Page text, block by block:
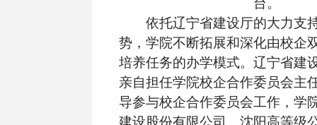
依托辽宁省建设厅的大力支
势，学院不断拓展和深化由校企
培养任务的办学模式。辽宁省建
亲自担任学院校企合作委员会主
导参与校企合作委员会工作，学
建设股份有限公司、沈阳高等级